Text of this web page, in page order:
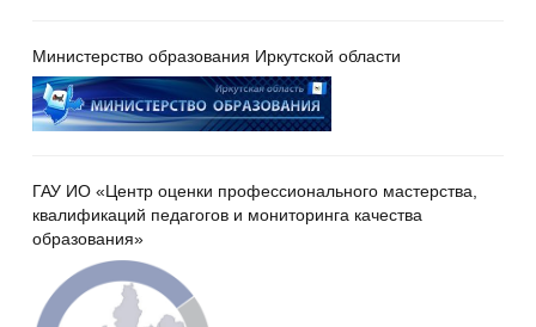
Министерство образования Иркутской области
ГАУ ИО «Центр оценки профессионального мастерства,
квалификаций педагогов и мониторинга качества
образования»